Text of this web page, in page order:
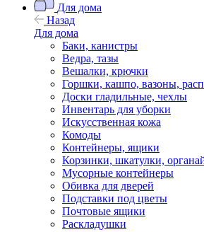
Для дома
Назад
Для дома
Баки, канистры
Ведра, тазы
Вешалки, крючки
Горшки, кашпо, вазоны,
Доски гладильные, чехлы
Инвентарь для уборки
Искусственная кожа
Комоды
Контейнеры, ящики
Корзинки, шкатулки,
Мусорные контейнеры
Обивка для дверей
Подставки под цветы
Почтовые ящики
Раскладушки